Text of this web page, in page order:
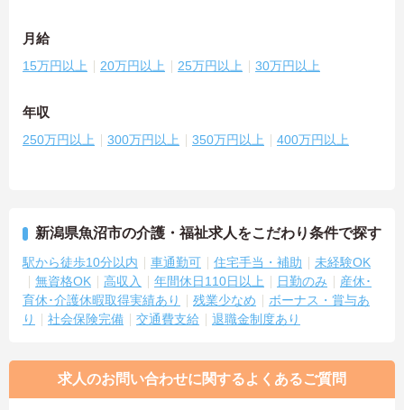
月給
15万円以上 20万円以上 25万円以上 30万円以上
年収
250万円以上 300万円以上 350万円以上 400万円以上
新潟県魚沼市の介護・福祉求人をこだわり条件で探す
駅から徒歩10分以内 車通勤可 住宅手当・補助
未経験OK
無資格OK
高収入 年間休日110日以上 日勤のみ
産休･
育休･介護休暇取得実績あり
残業少なめ
ボーナス・賞与あ
り
社会保険完備 交通費支給 退職金制度あり
求人のお問い合わせに関するよくあるご質問